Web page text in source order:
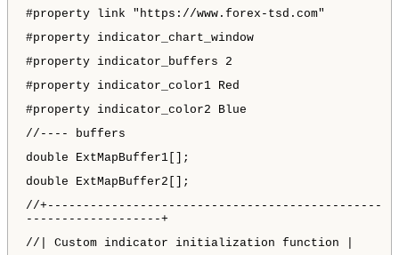
#property link "https://www.forex-tsd.com"
#property indicator_chart_window
#property indicator_buffers 2
#property indicator_color1 Red
#property indicator_color2 Blue
//---- buffers
double ExtMapBuffer1[];
double ExtMapBuffer2[];
//+-----------------------------------------------
-------------------+
//| Custom indicator initialization function |